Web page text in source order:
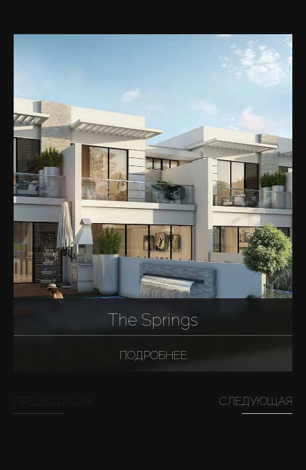
The Springs
ПОДРОБНЕЕ
СЛЕДУЮЩАЯ